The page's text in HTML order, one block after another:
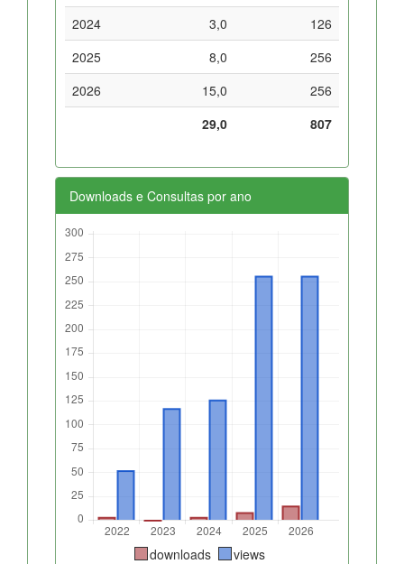
2024
3,0
126
2025
8,0
256
2026
15,0
256
29,0
807
Downloads e Consultas por ano
downloads views